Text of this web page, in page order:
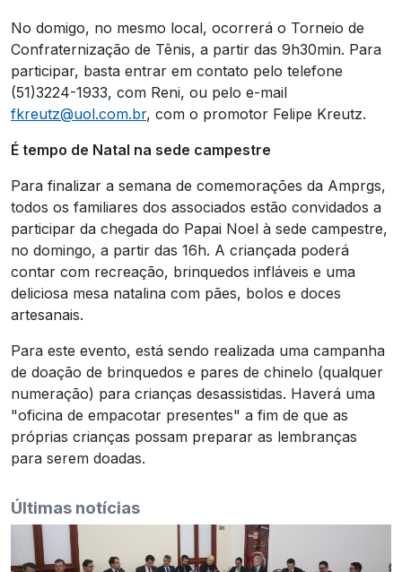
No domigo, no mesmo local, ocorrerá o Torneio de
Confraternização de Tênis, a partir das 9h30min. Para
participar, basta entrar em contato pelo telefone
(51)3224-1933, com Reni, ou pelo e-mail
fkreutz@uol.com.br, com o promotor Felipe Kreutz.
É tempo de Natal na sede campestre
Para finalizar a semana de comemorações da Amprgs,
todos os familiares dos associados estão convidados a
participar da chegada do Papai Noel à sede campestre,
no domingo, a partir das 16h. A criançada poderá
contar com recreação, brinquedos infláveis e uma
deliciosa mesa natalina com pães, bolos e doces
artesanais.
Para este evento, está sendo realizada uma campanha
de doação de brinquedos e pares de chinelo (qualquer
numeração) para crianças desassistidas. Haverá uma
"oficina de empacotar presentes" a fim de que as
próprias crianças possam preparar as lembranças
para serem doadas.
Últimas notícias